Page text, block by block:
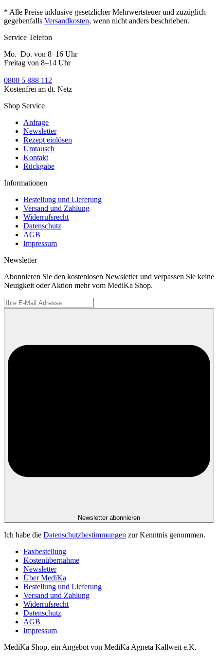
* Alle Preise inklusive gesetzlicher Mehrwertsteuer und zuzüglich
gegebenfalls Versandkosten, wenn nicht anders beschrieben.
Service Telefon
Mo.–Do. von 8–16 Uhr
Freitag von 8–14 Uhr
0800 5 888 112
Kostenfrei im dt. Netz
Shop Service
Anfrage
Newsletter
Rezept einlösen
Umtausch
Kontakt
Rückgabe
Informationen
Bestellung und Lieferung
Versand und Zahlung
Widerrufsrecht
Datenschutz
AGB
Impressum
Newsletter
Abonnieren Sie den kostenlosen Newsletter und verpassen Sie keine
Neuigkeit oder Aktion mehr vom MediKa Shop.
Newsletter abonnieren
Ich habe die Datenschutzbestimmungen zur Kenntnis genommen.
Faxbestellung
Kostenübernahme
Newsletter
Über MediKa
Bestellung und Lieferung
Versand und Zahlung
Widerrufsrecht
Datenschutz
AGB
Impressum
MediKa Shop, ein Angebot von MediKa Agneta Kallweit e.K.